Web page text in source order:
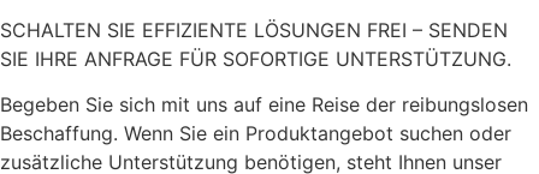
SCHALTEN SIE EFFIZIENTE LÖSUNGEN FREI – SENDEN
SIE IHRE ANFRAGE FÜR SOFORTIGE UNTERSTÜTZUNG.
Begeben Sie sich mit uns auf eine Reise der reibungslosen
Beschaffung. Wenn Sie ein Produktangebot suchen oder
zusätzliche Unterstützung benötigen, steht Ihnen unser